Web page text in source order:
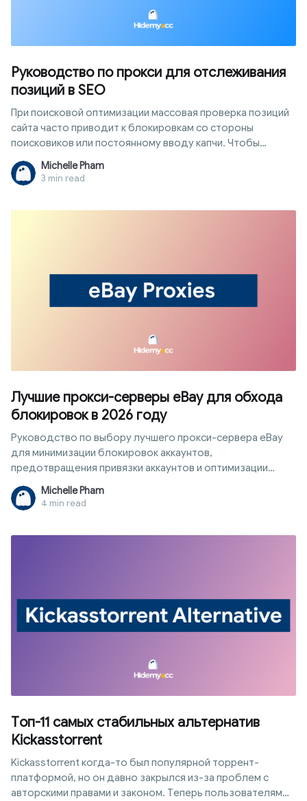
Руководство по прокси для отслеживания
позиций в SEO
При поисковой оптимизации массовая проверка позиций
сайта часто приводит к блокировкам со стороны
поисковиков или постоянному вводу капчи. Чтобы
решить эту проблему, прокси для отслеживания позиций
становятся идеаческим посредником, помогая вам
сохранять анонимность и собирать данные самым
Michelle Pham
3 min read
Лучшие прокси-серверы eBay для обхода
блокировок в 2026 году
Руководство по выбору лучшего прокси-сервера eBay
для минимизации блокировок аккаунтов,
предотвращения привязки аккаунтов и оптимизации
безопасной среды входа в систему в 2026 году.
Michelle Pham
4 min read
Топ-11 самых стабильных альтернатив
Kickasstorrent
Kickasstorrent когда-то был популярной торрент-
платформой, но он давно закрылся из-за проблем с
авторскими правами и законом. Теперь пользователям